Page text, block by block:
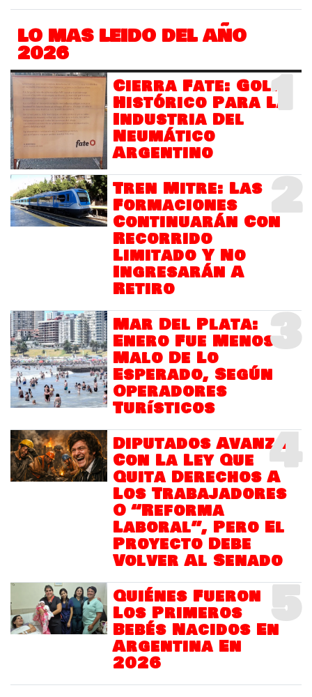
LO MAS LEIDO DEL AÑO
2026
1
Cierra Fate: Golpe
Histórico Para La
Industria Del
Neumático
Argentino
2
Tren Mitre: Las
Formaciones
Continuarán Con
Recorrido
Limitado Y No
Ingresarán A
Retiro
3
Mar Del Plata:
Enero Fue Menos
Malo De Lo
Esperado, Según
Operadores
Turísticos
4
Diputados Avanza
Con La Ley Que
Quita Derechos A
Los Trabajadores
O “Reforma
Laboral”, Pero El
Proyecto Debe
Volver Al Senado
5
Quiénes Fueron
Los Primeros
Bebés Nacidos En
Argentina En
2026